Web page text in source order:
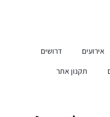
אירועים
דרושים
תקנון אתר